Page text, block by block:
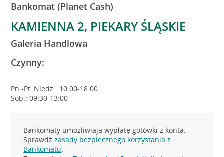
Bankomat (Planet Cash)
KAMIENNA 2, PIEKARY ŚLĄSKIE
Galeria Handlowa
Czynny:
Pn.-Pt.,Niedz.: 10:00-18:00
Sob.: 09:30-13:00
Bankomaty umożliwiają wypłatę gotówki z konta.
Sprawdźzasady bezpiecznego korzystania z
Bankomatu.